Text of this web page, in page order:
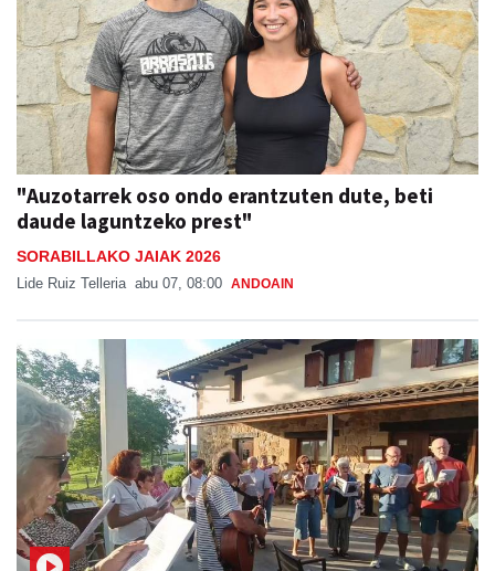
"Auzotarrek oso ondo erantzuten dute, beti
daude laguntzeko prest"
SORABILLAKO JAIAK 2026
Lide Ruiz Telleria abu 07, 08:00 ANDOAIN